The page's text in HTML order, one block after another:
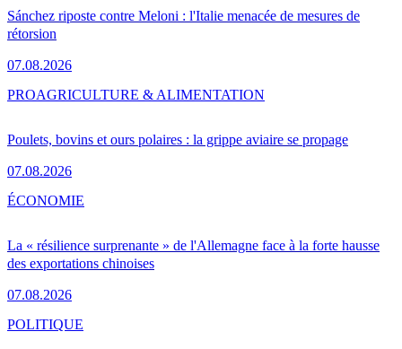
Sánchez riposte contre Meloni : l'Italie menacée de mesures de
rétorsion
07.08.2026
Poulets, bovins et ours polaires : la grippe aviaire se propage
07.08.2026
PROAGRICULTURE & ALIMENTATION
La « résilience surprenante » de l'Allemagne face à la forte hausse
des exportations chinoises
07.08.2026
ÉCONOMIE
POLITIQUE